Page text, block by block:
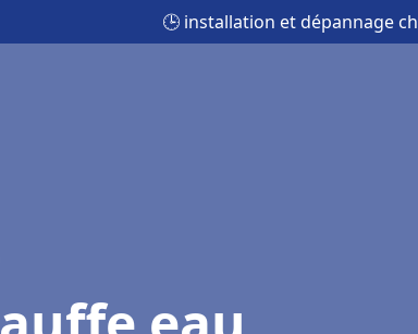
🕒 installation et dépannage